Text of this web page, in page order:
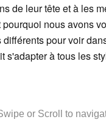
de leur tête et à les
nous avons
pour voir
s'adapter à tous les
or Scroll to